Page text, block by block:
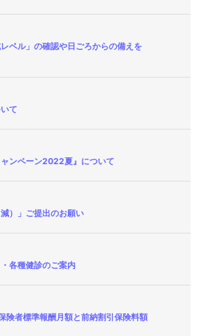
ベル」の確認や日ごろからの備えを
て
ャンペーン2022夏』について
）」ご提出のお願い
各種健診のご案内
者標準報酬月額と前納割引保険料額